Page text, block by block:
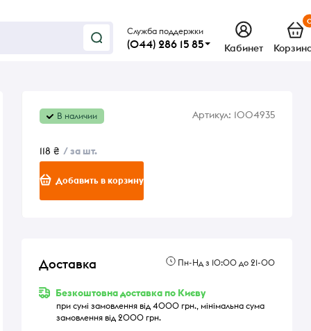
Служба поддержки
(044) 286 15 85 Кабинет
В наличии Артикул: 1004935
118 ₴ / за шт.
Добавить в корзину
Доставка Пн-Нд з 10:00 до 21-00
Безкоштовна доставка по Києву
при сумі замовлення від 4000 грн., мінімальна сума
замовлення від 2000 грн.